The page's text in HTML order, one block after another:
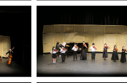
05/2026 - 07/2027
2026-27音乐创演 MO x e-乐
11日截止报名)